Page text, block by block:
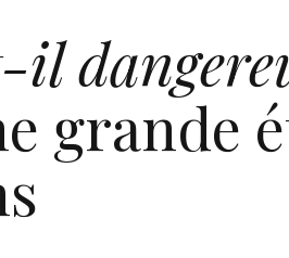
il
grande